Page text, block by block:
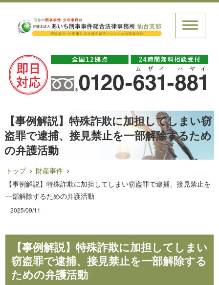
【事例解説】特殊詐欺に加担してしまい窃
盗罪で逮捕、接見禁止を一部解除するため
の弁護活動
トップ
財産事件
【事例解説】特殊詐欺に加担してしまい窃盗罪で逮捕、接見禁止を
一部解除するための弁護活動
2025/09/11
【事例解説】特殊詐欺に加担してしまい
窃盗罪で逮捕、接見禁止を一部解除する
ための弁護活動